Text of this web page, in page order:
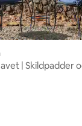
bedømmelse,
| Skildpadder